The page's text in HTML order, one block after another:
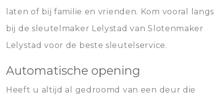
laten of bij familie en vrienden. Kom vooral langs
bij de sleutelmaker Lelystad van Slotenmaker
Lelystad voor de beste sleutelservice.
Automatische opening
Heeft u altijd al gedroomd van een deur die